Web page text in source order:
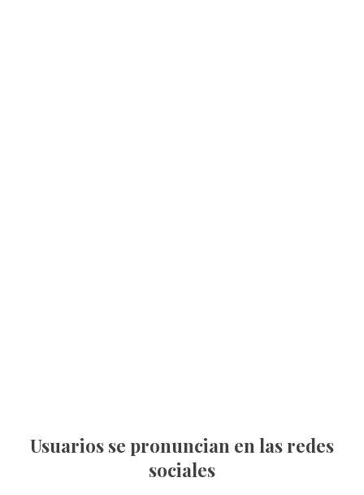
Usuarios se pronuncian en las redes
sociales